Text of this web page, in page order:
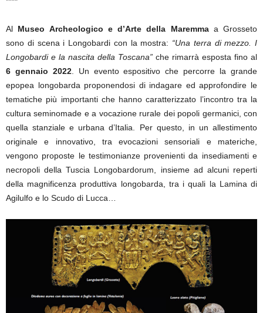
Al Museo Archeologico e d’Arte della Maremmaa Grosseto
sono di scena i Longobardi con la mostra: “Una terra di mezzo. I
Longobardi e la nascita della Toscana” che rimarrà esposta fino al
6 gennaio 2022. Un evento espositivo che percorre la grande
epopea longobarda proponendosi di indagare ed approfondire le
tematiche più importanti che hanno caratterizzato l’incontro tra la
cultura seminomade e a vocazione rurale dei popoli germanici, con
quella stanziale e urbana d’Italia. Per questo, in un allestimento
originale e innovativo, tra evocazioni sensoriali e materiche,
vengono proposte le testimonianze provenienti da insediamenti e
necropoli della Tuscia Longobardorum, insieme ad alcuni reperti
della magnificenza produttiva longobarda, tra i quali la Lamina di
Agilulfo e lo Scudo di Lucca…